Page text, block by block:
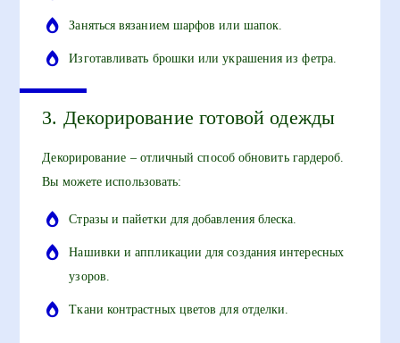
Заняться вязанием шарфов или шапок.
Изготавливать брошки или украшения из фетра.
3. Декорирование готовой одежды
Декорирование – отличный способ обновить гардероб.
Вы можете использовать:
Стразы и пайетки для добавления блеска.
Нашивки и аппликации для создания интересных
узоров.
Ткани контрастных цветов для отделки.